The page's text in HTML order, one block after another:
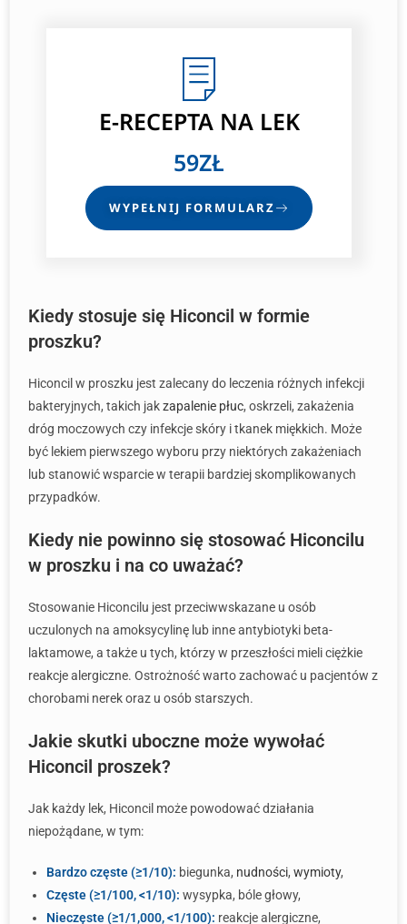
E-RECEPTANA LEK
59ZŁ
WYPEŁNIJ FORMULARZ
Kiedy stosuje się Hiconcil w formie
proszku?
Hiconcil w proszku jest zalecany do leczenia różnych infekcji
bakteryjnych, takich jakzapalenie płuc, oskrzeli, zakażenia
dróg moczowych czy infekcje skóry i tkanek miękkich. Może
być lekiem pierwszego wyboru przy niektórych zakażeniach
lub stanowić wsparcie w terapii bardziej skomplikowanych
przypadków.
Kiedy nie powinno się stosować Hiconcilu
w proszku i na co uważać?
Stosowanie Hiconcilu jest przeciwwskazane u osób
uczulonych na amoksycylinę lub inne antybiotyki beta-
laktamowe, a także u tych, którzy w przeszłości mieli ciężkie
reakcje alergiczne. Ostrożność warto zachować u pacjentów z
chorobami nerek oraz u osób starszych.
Jakie skutki uboczne może wywołać
Hiconcil proszek?
Jak każdy lek, Hiconcil może powodować działania
niepożądane, w tym:
Bardzo częste (≥1/10): biegunka, nudności, wymioty,
Częste (≥1/100, <1/10): wysypka, bóle głowy,
Nieczęste (≥1/1,000, <1/100): reakcje alergiczne,